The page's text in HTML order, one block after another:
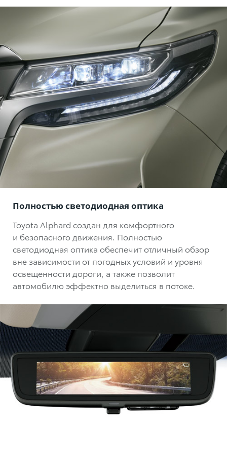
Полностью светодиодная оптика
Toyota Alphard создан для комфортного
и безопасного движения. Полностью
светодиодная оптика обеспечит отличный обзор
вне зависимости от погодных условий и уровня
освещенности дороги, а также позволит
автомобилю эффектно выделиться в потоке.